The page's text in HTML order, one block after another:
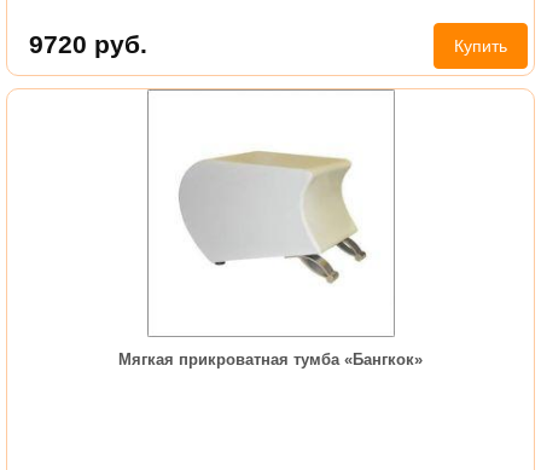
9720 руб. Купить
Мягкая прикроватная тумба «Бангкок»